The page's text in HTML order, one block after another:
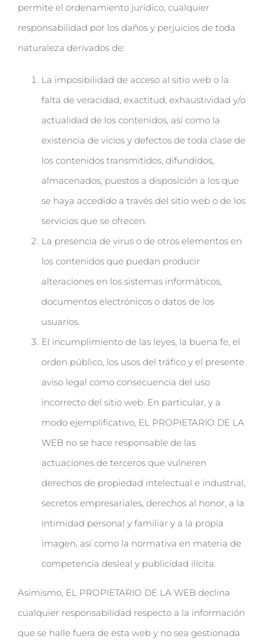
permite el ordenamiento jurídico, cualquier
responsabilidad por los daños y perjuicios de toda
naturaleza derivados de:
La imposibilidad de acceso al sitio web o la
falta de veracidad, exactitud, exhaustividad y/o
actualidad de los contenidos, así como la
existencia de vicios y defectos de toda clase de
los contenidos transmitidos, difundidos,
almacenados, puestos a disposición a los que
se haya accedido a través del sitio web o de los
servicios que se ofrecen.
La presencia de virus o de otros elementos en
los contenidos que puedan producir
alteraciones en los sistemas informáticos,
documentos electrónicos o datos de los
usuarios.
El incumplimiento de las leyes, la buena fe, el
orden público, los usos del tráfico y el presente
aviso legal como consecuencia del uso
incorrecto del sitio web. En particular, y a
modo ejemplificativo, EL PROPIETARIO DE LA
WEB no se hace responsable de las
actuaciones de terceros que vulneren
derechos de propiedad intelectual e industrial,
secretos empresariales, derechos al honor, a la
intimidad personal y familiar y a la propia
imagen, así como la normativa en materia de
competencia desleal y publicidad ilícita.
Asimismo, EL PROPIETARIO DE LA WEB declina
cualquier responsabilidad respecto a la información
que se halle fuera de esta web y no sea gestionada